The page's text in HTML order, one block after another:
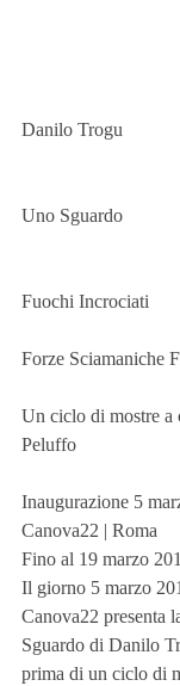
Danilo Trogu
Uno Sguardo
Fuochi Incrociati
Forze Sciamaniche
Un ciclo di mostre a
Peluffo
Inaugurazione 5
Canova22 | Roma
Fino al 19 marzo
Il giorno 5 marzo
Canova22 presenta
Sguardo di Danilo
prima di un ciclo di